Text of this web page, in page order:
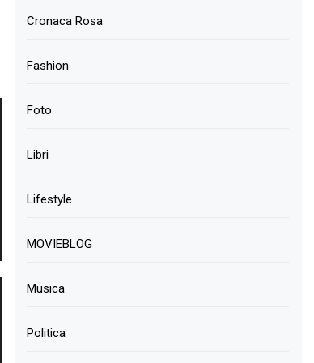
Cronaca Rosa
Fashion
Foto
Libri
Lifestyle
MOVIEBLOG
Musica
Politica